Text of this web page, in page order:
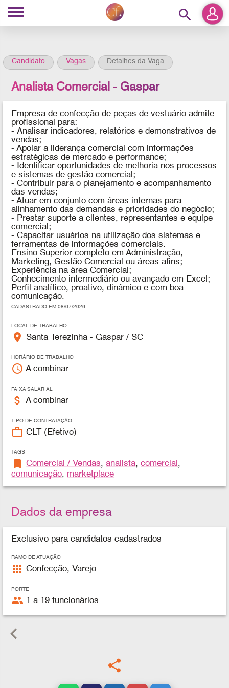
search
Candidato Vagas Detalhes da Vaga
Analista Comercial - Gaspar
Empresa de confecção de peças de vestuário admite
profissional para:
- Analisar indicadores, relatórios e demonstrativos de
vendas;
- Apoiar a liderança comercial com informações
estratégicas de mercado e performance;
- Identificar oportunidades de melhoria nos processos
e sistemas de gestão comercial;
- Contribuir para o planejamento e acompanhamento
das vendas;
- Atuar em conjunto com áreas internas para
alinhamento das demandas e prioridades do negócio;
- Prestar suporte a clientes, representantes e equipe
comercial;
- Capacitar usuários na utilização dos sistemas e
ferramentas de informações comerciais.
Ensino Superior completo em Administração,
Marketing, Gestão Comercial ou áreas afins;
Experiência na área Comercial;
Conhecimento intermediário ou avançado em Excel;
Perfil analítico, proativo, dinâmico e com boa
comunicação.
CADASTRADO EM 08/07/2026
LOCAL DE TRABALHO
place Santa Terezinha - Gaspar / SC
HORÁRIO DE TRABALHO
access_time A combinar
FAIXA SALARIAL
attach_money A combinar
TIPO DE CONTRATAÇÃO
work_outline CLT (Efetivo)
TAGS
bookmark Comercial / Vendas,analista,comercial ,
comunicação, marketplace
Dados da empresa
Exclusivo para candidatos cadastrados
RAMO DE ATUAÇÃO
apps Confecção, Varejo
PORTE
people 1 a 19 funcionários
keyboard_arrow_left
share